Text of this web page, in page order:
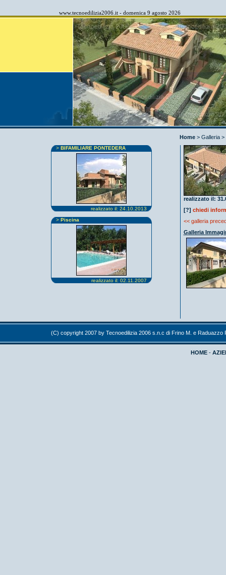
www.tecnoedilizia2006.it - domenica 9 agosto 2026
Home> Galleria>
> BIFAMILIARE PONTEDERA
realizzato il: 24.10.2013
> Piscina
realizzato il: 02.11.2007
realizzato il:
[?] chiedi
<< galleria
Galleria
(C) copyright 2007 by Tecnoedilizia 2006 s.n.c di Frino M. e Raduazzo
HOME -